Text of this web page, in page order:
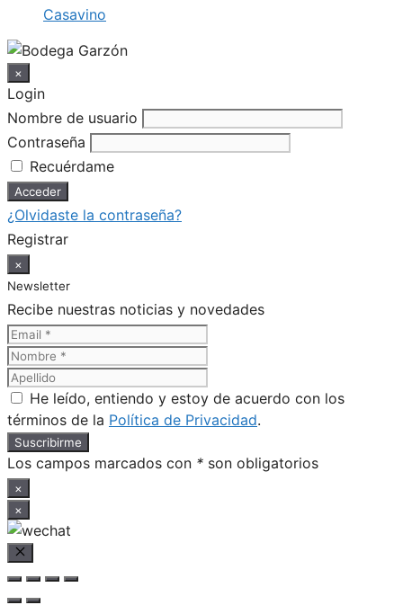
Casavino
×
Login
Nombre de usuario
Contraseña
Recuérdame
¿Olvidaste la contraseña?
Registrar
×
Newsletter
Recibe nuestras noticias y novedades
He leído, entiendo y estoy de acuerdo con los
términos de la Política de Privacidad.
Los campos marcados con * son obligatorios
×
×
Cerrar